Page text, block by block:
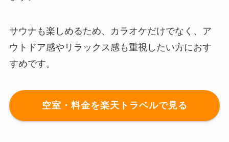
サウナも楽しめるため、カラオケだけでなく、ア
ウトドア感やリラックス感も重視したい方におす
すめです。
空室・料金を楽天トラベルで見る